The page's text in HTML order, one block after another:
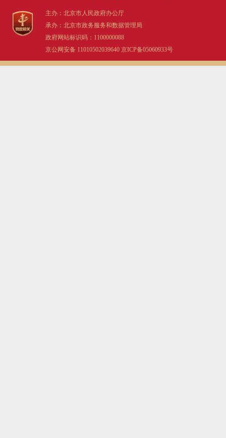
主办：北京市人民政府办公厅
承办：北京市政务服务和数据管理局
政府网站标识码：1100000088
京公网安备 11010502039640 京ICP备05060933号